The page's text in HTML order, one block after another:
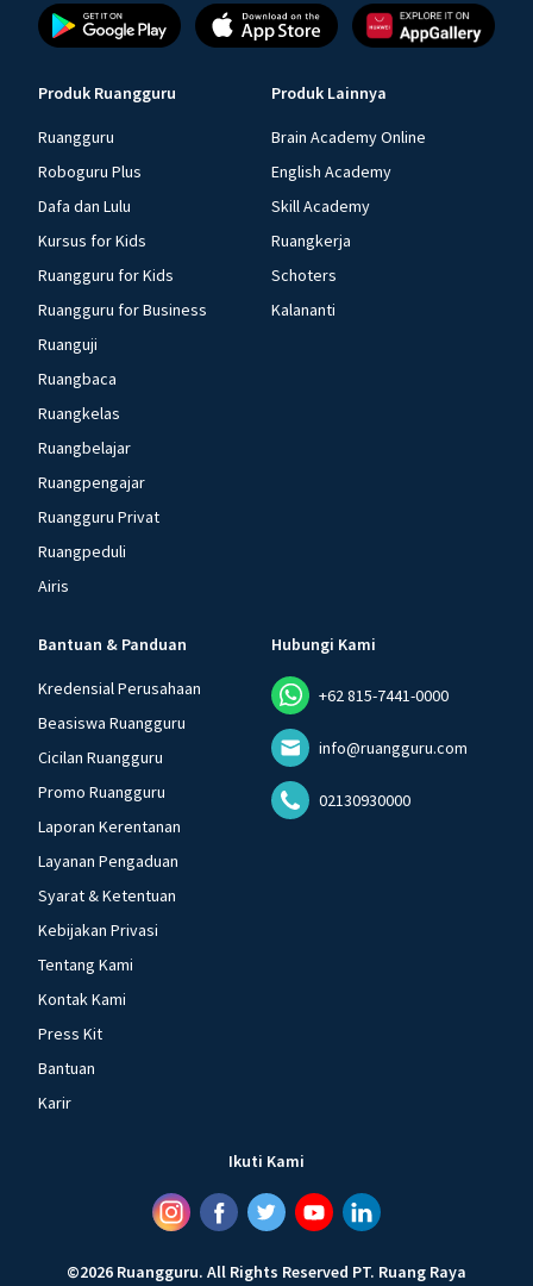
Produk Ruangguru
Ruangguru
Roboguru Plus
Dafa dan Lulu
Kursus for Kids
Ruangguru for Kids
Ruangguru for Business
Ruanguji
Ruangbaca
Ruangkelas
Ruangbelajar
Ruangpengajar
Ruangguru Privat
Ruangpeduli
Airis
Produk Lainnya
Brain Academy Online
English Academy
Skill Academy
Ruangkerja
Schoters
Kalananti
Bantuan & Panduan
Kredensial Perusahaan
Beasiswa Ruangguru
Cicilan Ruangguru
Promo Ruangguru
Laporan Kerentanan
Layanan Pengaduan
Syarat & Ketentuan
Kebijakan Privasi
Tentang Kami
Kontak Kami
Press Kit
Bantuan
Karir
Hubungi Kami
+62 815-7441-0000
info@ruangguru.com
02130930000
Ikuti Kami
©2026 Ruangguru. All Rights Reserved PT. Ruang Raya